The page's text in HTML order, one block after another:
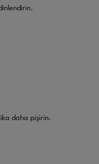
daha pişirin.